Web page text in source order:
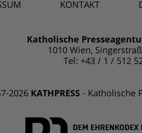
KONTAKT
Katholische
1010 Wien,
Tel: +43 / 1 / 512
2026 KATHPRESS - Katholische